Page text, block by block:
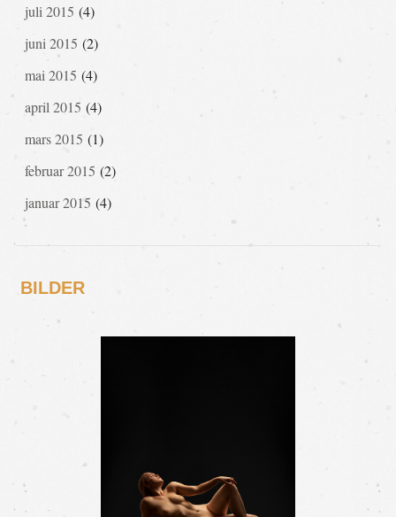
juli 2015 (4)
juni 2015 (2)
mai 2015 (4)
april 2015 (4)
mars 2015 (1)
februar 2015 (2)
januar 2015 (4)
BILDER